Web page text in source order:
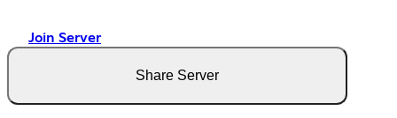
Join Server
Share Server